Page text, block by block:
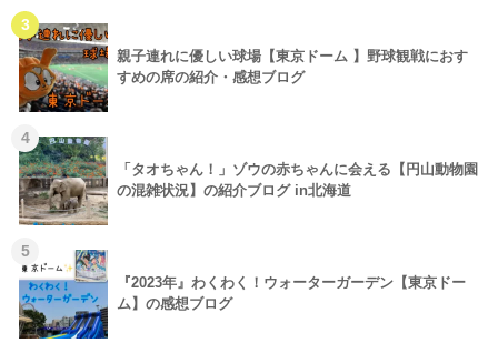
3
親子連れに優しい球場【東京ドーム 】野球観戦におす
すめの席の紹介・感想ブログ
4
「タオちゃん！」ゾウの赤ちゃんに会える【円山動物園
の混雑状況】の紹介ブログ in北海道
5
『2023年』わくわく！ウォーターガーデン【東京ドー
ム】の感想ブログ